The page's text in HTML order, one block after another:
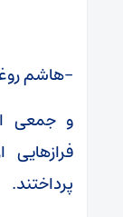
-هاشم
و جمعی
فرازهایی
پرداختند.